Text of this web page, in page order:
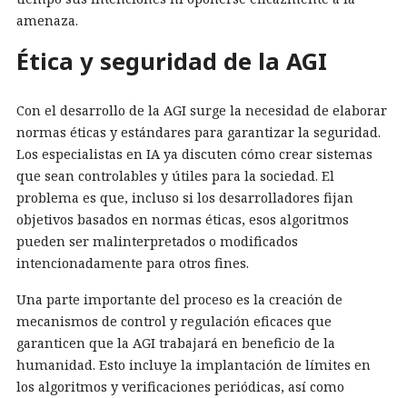
amenaza.
Ética y seguridad de la AGI
Con el desarrollo de la AGI surge la necesidad de elaborar
normas éticas y estándares para garantizar la seguridad.
Los especialistas en IA ya discuten cómo crear sistemas
que sean controlables y útiles para la sociedad. El
problema es que, incluso si los desarrolladores fijan
objetivos basados en normas éticas, esos algoritmos
pueden ser malinterpretados o modificados
intencionadamente para otros fines.
Una parte importante del proceso es la creación de
mecanismos de control y regulación eficaces que
garanticen que la AGI trabajará en beneficio de la
humanidad. Esto incluye la implantación de límites en
los algoritmos y verificaciones periódicas, así como